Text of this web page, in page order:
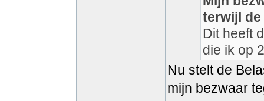
terwijl de
Dit heeft
die ik op
Nu stelt de
mijn bezwaar